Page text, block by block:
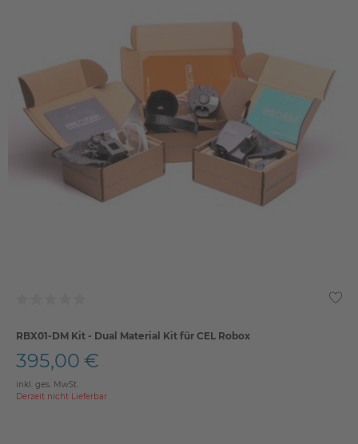
RBX01-DM Kit - Dual Material Kit für CEL Robox
395,00 €
inkl. ges. MwSt.
Derzeit nicht Lieferbar